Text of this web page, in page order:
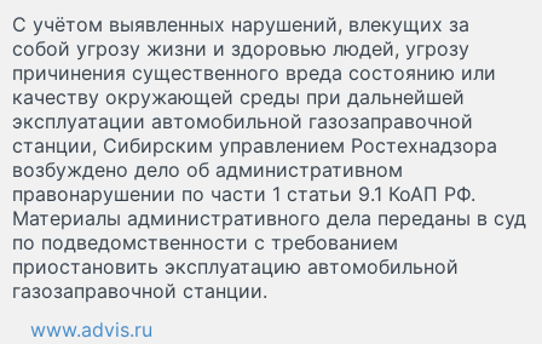
С учётом выявленных нарушений, влекущих за
собой угрозу жизни и здоровью людей, угрозу
причинения существенного вреда состоянию или
качеству окружающей среды при дальнейшей
эксплуатации автомобильной газозаправочной
станции, Сибирским управлением Ростехнадзора
возбуждено дело об административном
правонарушении по части 1 статьи 9.1 КоАП РФ.
Материалы административного дела переданы в суд
по подведомственности с требованием
приостановить эксплуатацию автомобильной
газозаправочной станции.
www.advis.ru